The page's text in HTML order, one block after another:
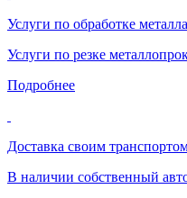
Услуги по обработке металла
Услуги по резке
Подробнее
Доставка своим
В наличии собственный